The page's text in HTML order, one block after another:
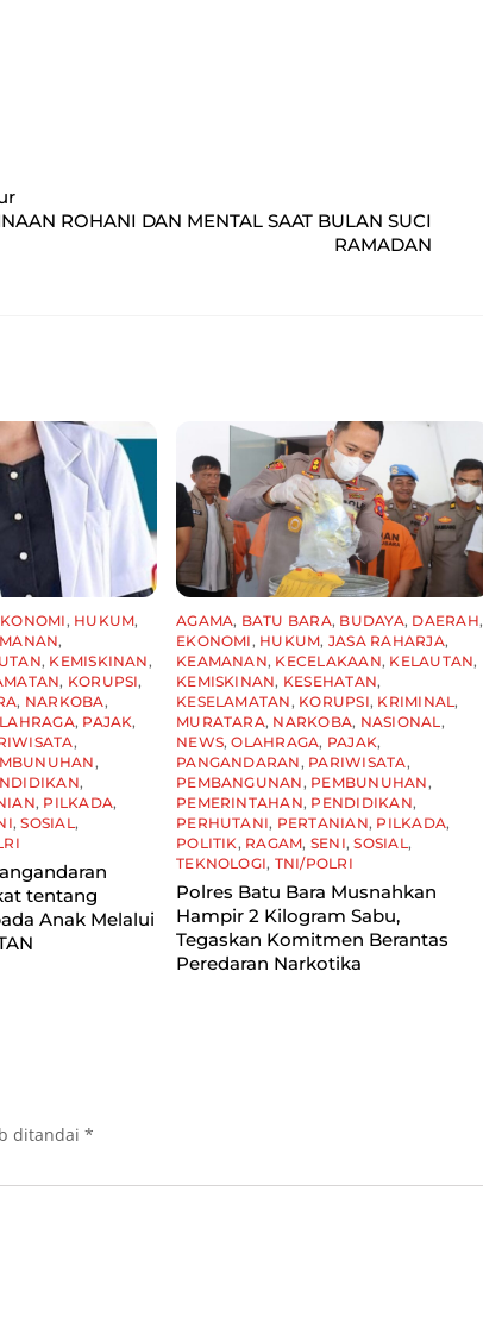
ROHANI DAN MENTAL SAAT BULAN SUCI
RAMADAN
, HUKUM,
,
, KEMISKINAN,
, KORUPSI,
, NARKOBA,
, PAJAK,
,
,
,
, PILKADA,
,SOSIAL,
tentang
Anak Melalui
AGAMA, BATU BARA, BUDAYA, DAERAH,
EKONOMI, HUKUM, JASA RAHARJA,
KEAMANAN, KECELAKAAN, KELAUTAN,
KEMISKINAN, KESEHATAN,
KESELAMATAN, KORUPSI, KRIMINAL,
MURATARA, NARKOBA, NASIONAL,
NEWS,OLAHRAGA, PAJAK,
PANGANDARAN, PARIWISATA,
PEMBANGUNAN, PEMBUNUHAN,
PEMERINTAHAN, PENDIDIKAN,
PERHUTANI, PERTANIAN, PILKADA,
POLITIK, RAGAM, SENI,SOSIAL,
TEKNOLOGI, TNI/POLRI
Polres Batu Bara Musnahkan
Hampir 2 Kilogram Sabu,
Tegaskan Komitmen Berantas
Peredaran Narkotika
ditandai *